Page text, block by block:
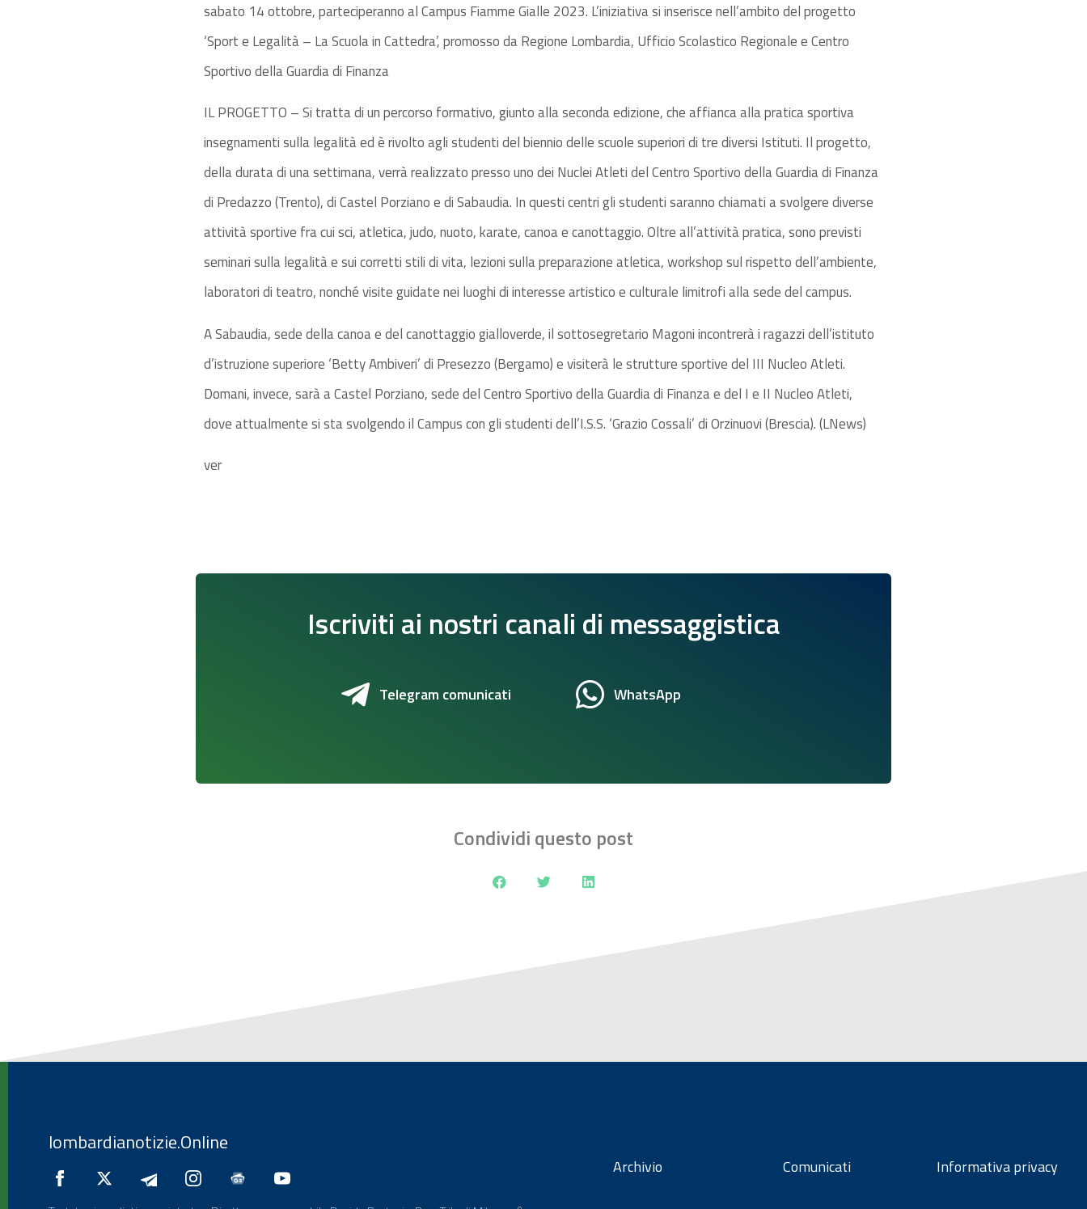
sabato 14 ottobre, parteciperanno al Campus Fiamme Gialle 2023. L’iniziativa si inserisce nell’ambito del progetto
‘Sport e Legalità – La Scuola in Cattedra’, promosso da Regione Lombardia, Ufficio Scolastico Regionale e Centro
Sportivo della Guardia di Finanza
IL PROGETTO – Si tratta di un percorso formativo, giunto alla seconda edizione, che affianca alla pratica sportiva
insegnamenti sulla legalità ed è rivolto agli studenti del biennio delle scuole superiori di tre diversi Istituti. Il progetto,
della durata di una settimana, verrà realizzato presso uno dei Nuclei Atleti del Centro Sportivo della Guardia di Finanza
di Predazzo (Trento), di Castel Porziano e di Sabaudia. In questi centri gli studenti saranno chiamati a svolgere diverse
attività sportive fra cui sci, atletica, judo, nuoto, karate, canoa e canottaggio. Oltre all’attività pratica, sono previsti
seminari sulla legalità e sui corretti stili di vita, lezioni sulla preparazione atletica, workshop sul rispetto dell’ambiente,
laboratori di teatro, nonché visite guidate nei luoghi di interesse artistico e culturale limitrofi alla sede del campus.
A Sabaudia, sede della canoa e del canottaggio gialloverde, il sottosegretario Magoni incontrerà i ragazzi dell’istituto
d’istruzione superiore ‘Betty Ambiveri’ di Presezzo (Bergamo) e visiterà le strutture sportive del III Nucleo Atleti.
Domani, invece, sarà a Castel Porziano, sede del Centro Sportivo della Guardia di Finanza e del I e II Nucleo Atleti,
dove attualmente si sta svolgendo il Campus con gli studenti dell’I.S.S. ‘Grazio Cossali’ di Orzinuovi (Brescia). (LNews)
ver
Iscriviti ai nostri canali di messaggistica
Telegram comunicati WhatsApp
Condividi questo post
lombardianotizie.Online
Archivio Comunicati Informativa privacy